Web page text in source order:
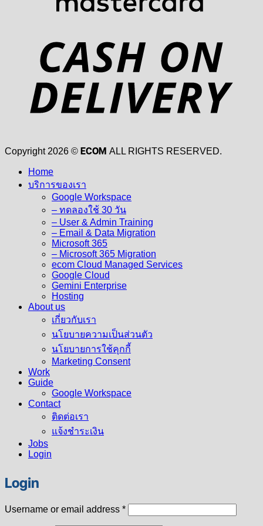
Copyright 2026 © ECOM ALL RIGHTS RESERVED.
Home
บริการของเรา
Google Workspace
– ทดลองใช้ 30 วัน
– User & Admin Training
– Email & Data Migration
Microsoft 365
– Microsoft 365 Migration
ecom Cloud Managed Services
Google Cloud
Gemini Enterprise
Hosting
About us
เกี่ยวกับเรา
นโยบายความเป็นส่วนตัว
นโยบายการใช้คุกกี้
Marketing Consent
Work
Guide
Google Workspace
Contact
ติดต่อเรา
แจ้งชำระเงิน
Jobs
Login
Login
Username or email address *Required